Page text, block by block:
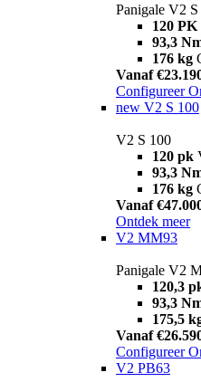
Panigale V2 S
120 PK
93,3
176 kg
Vanaf
Configureer
new V2 S 100
V2 S 100
120 pk
93,3
176 kg
Vanaf
Ontdek meer
V2 MM93
Panigale V2
120,3
93,3
175,5
Vanaf
Configureer
V2 PB63